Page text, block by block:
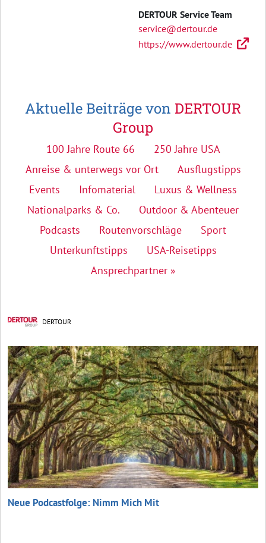
DERTOUR Service Team
service@dertour.de
https://www.dertour.de
Aktuelle Beiträge von DERTOUR
Group
100 Jahre Route 66
250 Jahre USA
Anreise & unterwegs vor Ort
Ausflugstipps
Events
Infomaterial
Luxus & Wellness
Nationalparks & Co.
Outdoor & Abenteuer
Podcasts
Routenvorschläge
Sport
Unterkunftstipps
USA-Reisetipps
Ansprechpartner »
DERTOUR
Neue Podcastfolge: Nimm Mich Mit